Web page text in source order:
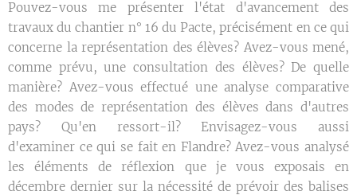
Pouvez-vous me présenter l'état d'avancement des
travaux du chantier n° 16 du Pacte, précisément en ce qui
concerne la représentation des élèves? Avez-vous mené,
comme prévu, une consultation des élèves? De quelle
manière? Avez-vous effectué une analyse comparative
des modes de représentation des élèves dans d'autres
pays? Qu'en ressort-il? Envisagez-vous aussi
d'examiner ce qui se fait en Flandre? Avez-vous analysé
les éléments de réflexion que je vous exposais en
décembre dernier sur la nécessité de prévoir des balises